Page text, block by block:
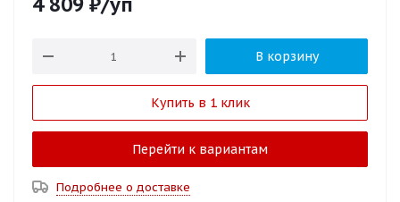
В корзину
Купить в 1 клик
Перейти к вариантам
Подробнее о доставке